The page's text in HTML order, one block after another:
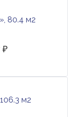
80.4 м2
₽
м2